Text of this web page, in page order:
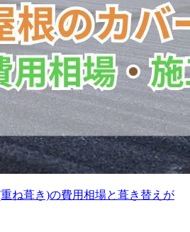
ね葺き)の費用相場と葺き替えが